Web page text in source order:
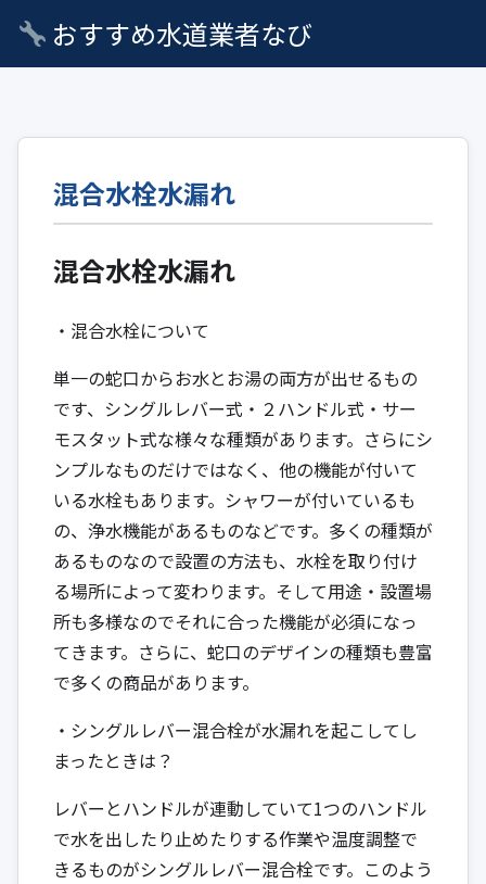
おすすめ水道業者なび
混合水栓水漏れ
混合水栓水漏れ
・混合水栓について
単一の蛇口からお水とお湯の両方が出せるもの
です、シングルレバー式・２ハンドル式・サー
モスタット式な様々な種類があります。さらにシ
ンプルなものだけではなく、他の機能が付いて
いる水栓もあります。シャワーが付いているも
の、浄水機能があるものなどです。多くの種類が
あるものなので設置の方法も、水栓を取り付け
る場所によって変わります。そして用途・設置場
所も多様なのでそれに合った機能が必須になっ
てきます。さらに、蛇口のデザインの種類も豊富
で多くの商品があります。
・シングルレバー混合栓が水漏れを起こしてし
まったときは？
レバーとハンドルが連動していて1つのハンドル
で水を出したり止めたりする作業や温度調整で
きるものがシングルレバー混合栓です。このよう